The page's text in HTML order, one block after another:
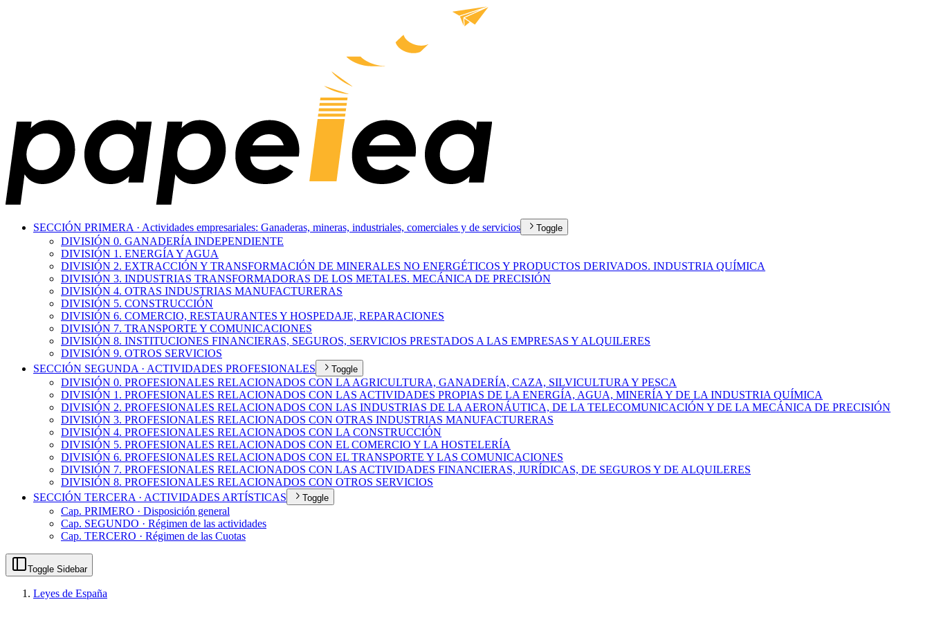
SECCIÓN PRIMERA · Actividades empresariales: Ganaderas, mineras, industriales, comerciales y de servicios Toggle
DIVISIÓN 0. GANADERÍA INDEPENDIENTE
DIVISIÓN 1. ENERGÍA Y AGUA
DIVISIÓN 2. EXTRACCIÓN Y TRANSFORMACIÓN DE MINERALES NO ENERGÉTICOS Y PRODUCTOS DERIVADOS. INDUSTRIA QUÍMICA
DIVISIÓN 3. INDUSTRIAS TRANSFORMADORAS DE LOS METALES. MECÁNICA DE PRECISIÓN
DIVISIÓN 4. OTRAS INDUSTRIAS MANUFACTURERAS
DIVISIÓN 5. CONSTRUCCIÓN
DIVISIÓN 6. COMERCIO, RESTAURANTES Y HOSPEDAJE, REPARACIONES
DIVISIÓN 7. TRANSPORTE Y COMUNICACIONES
DIVISIÓN 8. INSTITUCIONES FINANCIERAS, SEGUROS, SERVICIOS PRESTADOS A LAS EMPRESAS Y ALQUILERES
DIVISIÓN 9. OTROS SERVICIOS
SECCIÓN SEGUNDA · ACTIVIDADES PROFESIONALES
Toggle
DIVISIÓN 0. PROFESIONALES RELACIONADOS CON LA AGRICULTURA, GANADERÍA, CAZA, SILVICULTURA Y PESCA
DIVISIÓN 1. PROFESIONALES RELACIONADOS CON LAS ACTIVIDADES PROPIAS DE LA ENERGÍA, AGUA, MINERÍA Y DE LA INDUSTRIA QUÍMICA
DIVISIÓN 2. PROFESIONALES RELACIONADOS CON LAS INDUSTRIAS DE LA AERONÁUTICA, DE LA TELECOMUNICACIÓN Y DE LA MECÁNICA DE PRECISIÓN
DIVISIÓN 3. PROFESIONALES RELACIONADOS CON OTRAS INDUSTRIAS MANUFACTURERAS
DIVISIÓN 4. PROFESIONALES RELACIONADOS CON LA CONSTRUCCIÓN
DIVISIÓN 5. PROFESIONALES RELACIONADOS CON EL COMERCIO Y LA HOSTELERÍA
DIVISIÓN 6. PROFESIONALES RELACIONADOS CON EL TRANSPORTE Y LAS COMUNICACIONES
DIVISIÓN 7. PROFESIONALES RELACIONADOS CON LAS ACTIVIDADES FINANCIERAS, JURÍDICAS, DE SEGUROS Y DE ALQUILERES
DIVISIÓN 8. PROFESIONALES RELACIONADOS CON OTROS SERVICIOS
SECCIÓN TERCERA · ACTIVIDADES ARTÍSTICAS
Toggle
Cap. PRIMERO · Disposición general
Cap. SEGUNDO · Régimen de las actividades
Cap. TERCERO · Régimen de las Cuotas
Toggle Sidebar
Leyes de España